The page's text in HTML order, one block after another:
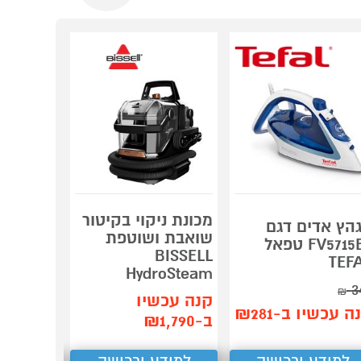
אדים דגם
FV5715E0 טפאל
₪
עכשיו ב-₪281
מכונת ניקוי בקיטור
שואבת ושוטפת
BISSELL
HydroSteam
קנה עכשיו
ב-₪1,790